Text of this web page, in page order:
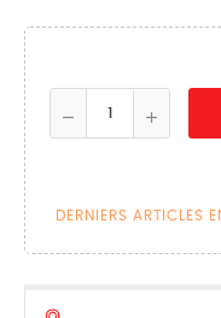
DERNIERS ARTICLES